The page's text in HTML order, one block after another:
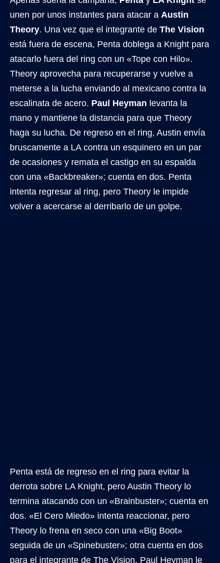
unen por unos instantes para atacar a Austin
Theory. Una vez que el integrante de The Vision
está fuera de escena, Penta doblega a Knight para
atacarlo fuera del ring con un «Tope con Hilo».
Theory aprovecha para recuperarse y vuelve a
meterse a la lucha enviando al mexicano contra la
escalinata de acero. Paul Heyman levanta la
mano y mantiene la distancia para que Theory
haga su lucha. De regreso en el ring, Austin envía
bruscamente a LA contra un esquinero en un par
de ocasiones y remata el castigo en su espalda
con una «Backbreaker»; cuenta en dos. Penta
intenta regresar al ring, pero Theory le impide
volver a acercarse al derribarlo de un golpe.
Penta está de regreso en el ring para evitar la
derrota sobre LA Knight, pero Austin Theory lo
termina atacando con un «Brainbuster»; cuenta en
dos. «El Cero Miedo» intenta reaccionar, pero
Theory lo frena en seco con una «Big Boot»
seguida de un «Spinebuster»; otra cuenta en dos
para el integrante de The Vision. Paul Heyman le